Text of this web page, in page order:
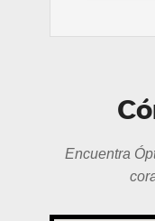
Encuentra